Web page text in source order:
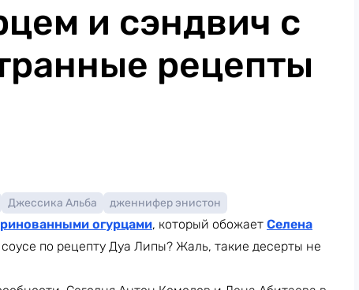
и сэндвич с
рецепты
Джессика Альба дженнифер энистон
огурцами, который обожает Селена
по рецепту Дуа Липы? Жаль, такие десерты не